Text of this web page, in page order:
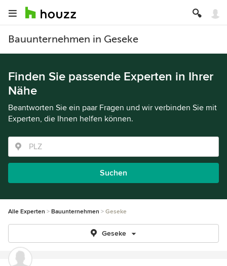
Bauunternehmen in Geseke
Finden Sie passende Experten in Ihrer
Nähe
Beantworten Sie ein paar Fragen und wir verbinden Sie mit
Experten, die Ihnen helfen können.
Suchen
Alle Experten Bauunternehmen Geseke
Geseke